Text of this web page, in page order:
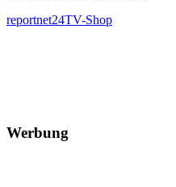
reportnet24TV-Shop
Werbung